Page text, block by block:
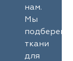
нам.
Мы
подберем
ткани
для